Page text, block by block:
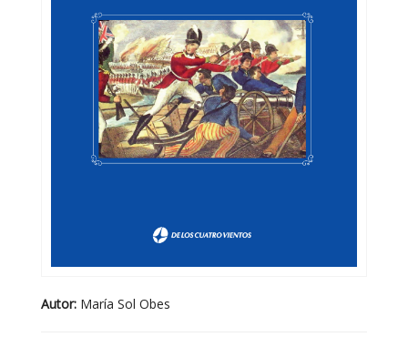
Autor: María Sol Obes